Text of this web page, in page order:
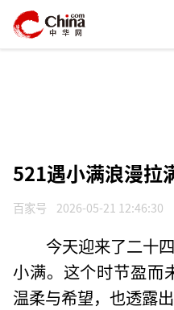
521遇小满浪漫拉
百家号 2026-05-21 12:46:30
今天迎来了二十
小满。这个时节盈而
温柔与希望，也透露